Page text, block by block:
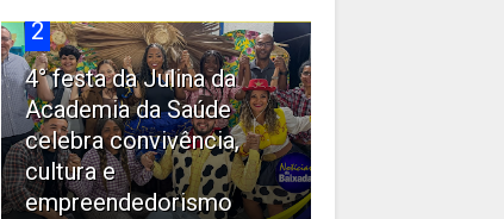
2
4° festa da Julina da
Academia da Saúde
celebra convivência,
cultura e
empreendedorismo